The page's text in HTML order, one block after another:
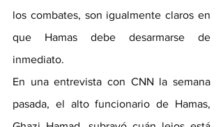
los combates, son igualmente claros en
que Hamas debe desarmarse de
inmediato.
En una entrevista con CNN la semana
pasada, el alto funcionario de Hamas,